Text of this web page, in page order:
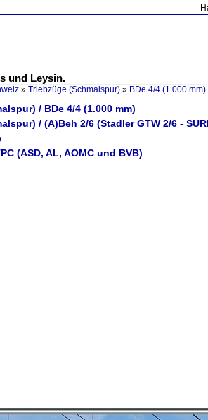
und Leysin.
» Triebzüge (Schmalspur) » BDe 4/4 (1.000 mm)
/ BDe 4/4 (1.000 mm)
/ (A)Beh 2/6 (Stadler GTW 2/6 -
(ASD, AL, AOMC und BVB)